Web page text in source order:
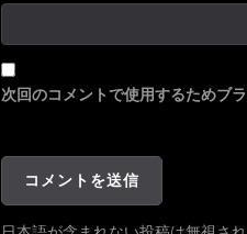
次回のコメントで使用するためブ